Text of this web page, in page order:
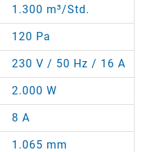
1.300 m³/Std.
120 Pa
230 V / 50 Hz / 16 A
2.000 W
8 A
1.065 mm